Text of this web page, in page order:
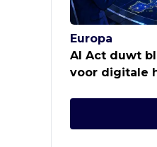
Europa
AI Act duwt
voor digitale